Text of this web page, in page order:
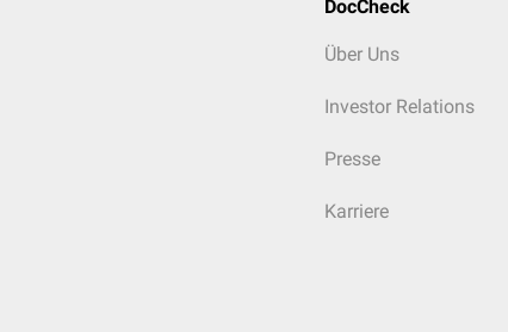
DocCheck
Über Uns
Investor Relations
Presse
Karriere